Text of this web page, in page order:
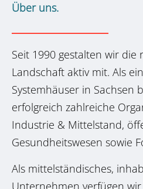
Über uns.
Seit 1990 gestalten wir die
Landschaft aktiv mit. Als
Systemhäuser in Sachsen
erfolgreich zahlreiche
Industrie & Mittelstand,
Gesundheitswesen sowie
Als mittelständisches,
Unternehmen verfügen